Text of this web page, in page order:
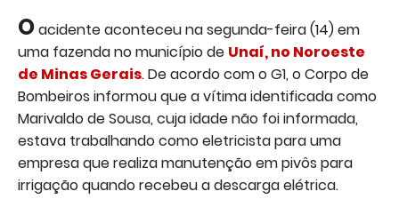
Oacidente aconteceu na segunda-feira (14) em
uma fazenda no município de Unaí, no Noroeste
de Minas Gerais. De acordo com o G1, o Corpo de
Bombeiros informou que a vítima identificada como
Marivaldo de Sousa, cuja idade não foi informada,
estava trabalhando como eletricista para uma
empresa que realiza manutenção em pivôs para
irrigação quando recebeu a descarga elétrica.